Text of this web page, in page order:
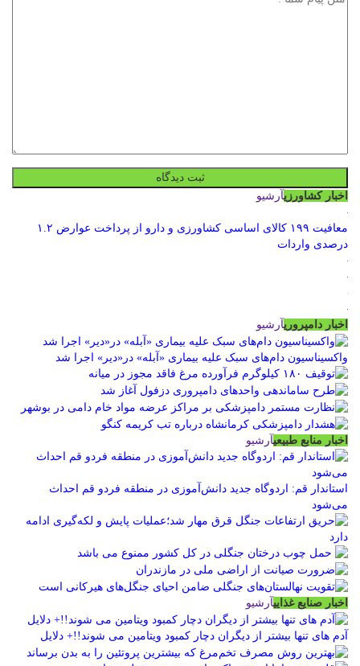
اخبار کشاورزیآرشیو
معافیت ۱۹۹ کالای اساسی کشاورزی و دارو از پرداخت عوارض ۱.۲
درصدی واردات
اخبار دامپروریآرشیو
واکسیناسیون دام‌های سبک علیه بیماری «آبله» در«دیر» اجرا شد
اخبار منابع طبیعیآرشیو
استاندار قم: اردوگاه جدید دانش‌آموزی در منطقه فردو قم احداث
می‌شود
اخبار صنایع غذاییآرشیو
آدم های تنها بیشتر از دیگران دچار کمبود ویتامین می شوند!!+ دلایل